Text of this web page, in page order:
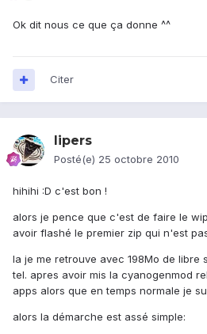
Ok dit nous ce que ça donne ^^
Citer
lipers
Posté(e) 25 octobre 2010
hihihi :D c'est bon !
alors je pence que c'est de faire le
avoir flashé le premier zip qui n'est
la je me retrouve avec 198Mo de libre
tel. apres avoir mis la cyanogenmod
apps alors que en temps normale je
alors la démarche est assé simple: